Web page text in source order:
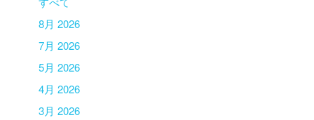
8月 2026
7月 2026
5月 2026
4月 2026
3月 2026